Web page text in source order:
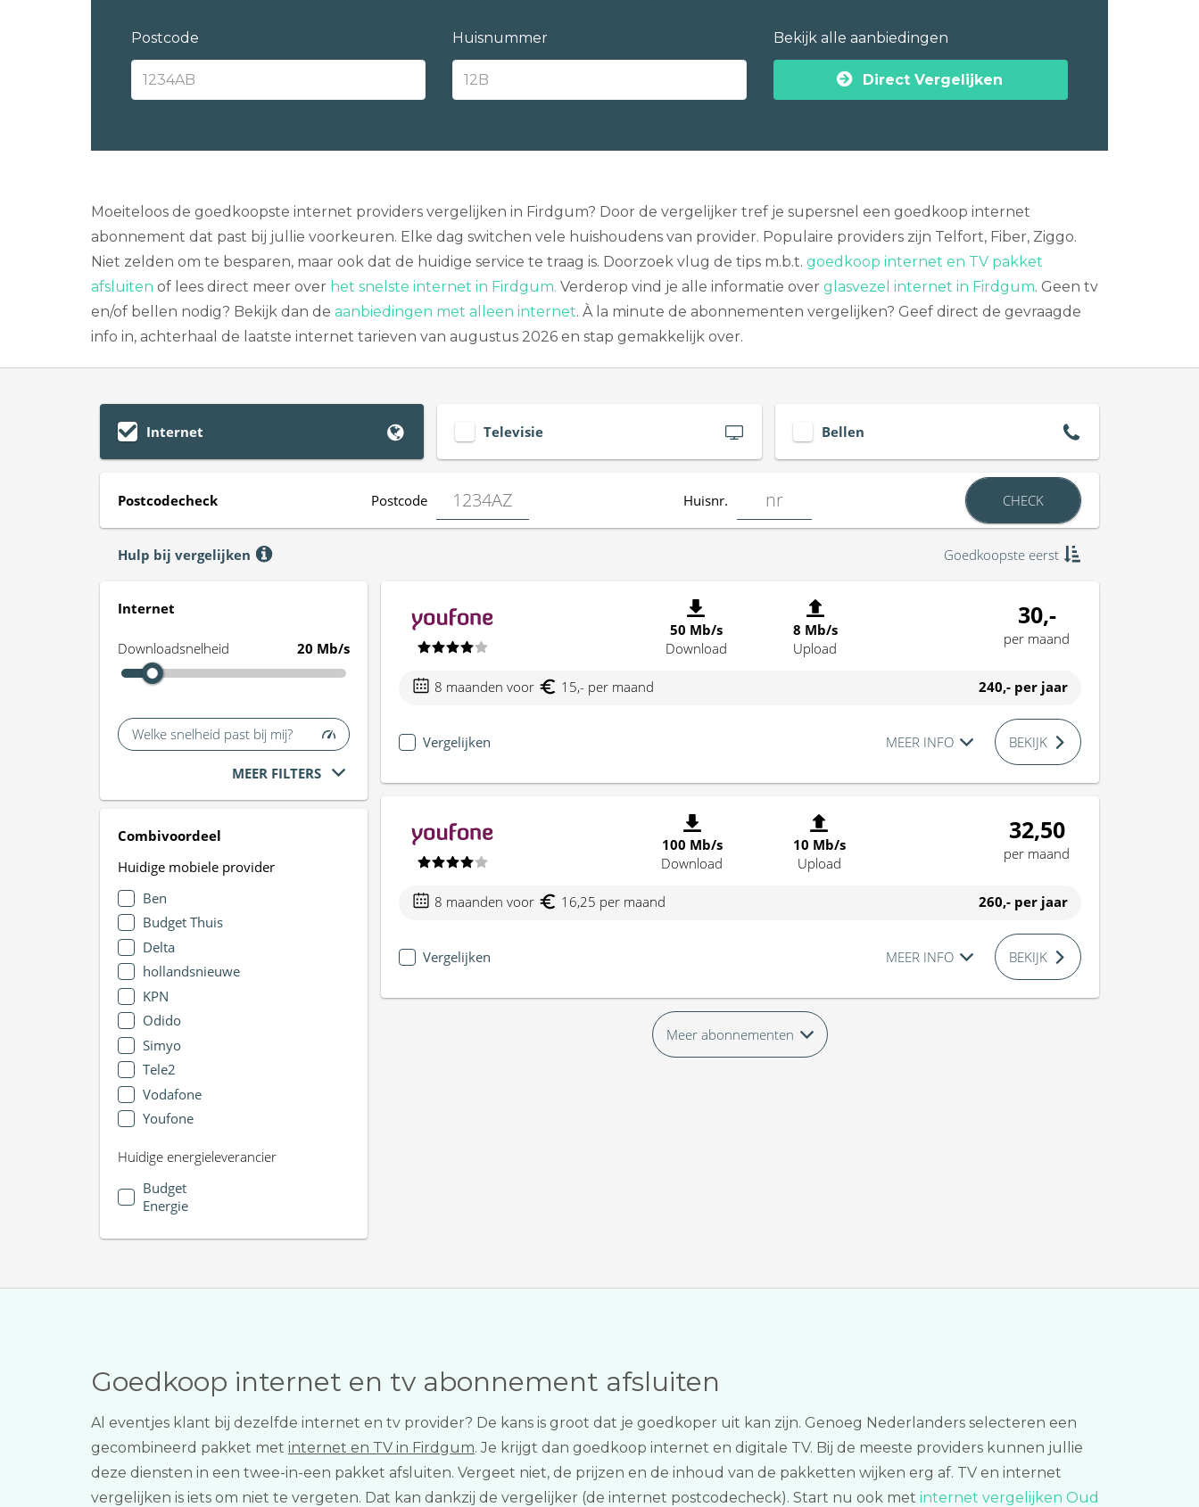
Postcode Huisnummer Bekijk alle aanbiedingen
Direct Vergelijken
Moeiteloos de goedkoopste internet providers vergelijken in Firdgum? Door de vergelijker tref je supersnel een goedkoop internet
abonnement dat past bij jullie voorkeuren. Elke dag switchen vele huishoudens van provider. Populaire providers zijn Telfort, Fiber, Ziggo.
Niet zelden om te besparen, maar ook dat de huidige service te traag is. Doorzoek vlug de tips m.b.t. goedkoop internet en TV pakket
afsluiten of lees direct meer over het snelste internet in Firdgum. Verderop vind je alle informatie over glasvezel internet in Firdgum. Geen tv
en/of bellen nodig? Bekijk dan de aanbiedingen met alleen internet. À la minute de abonnementen vergelijken? Geef direct de gevraagde
info in, achterhaal de laatste internet tarieven van augustus 2026 en stap gemakkelijk over.
Internet Televisie Bellen
Postcodecheck Postcode Huisnr. CHECK
Hulp bij vergelijken Goedkoopste eerst
Internet
Downloadsnelheid 20 Mb/s
Welke snelheid past bij mij?
MEER FILTERS
Combivoordeel
Huidige mobiele provider
Ben
Budget Thuis
Delta
hollandsnieuwe
KPN
Odido
Simyo
Tele2
Vodafone
Youfone
Huidige energieleverancier
Budget
Energie
50 Mb/s
Download
8 Mb/s
Upload
30,-
per maand
8 maanden voor 15,- per maand 240,- per jaar
Vergelijken MEER INFO BEKIJK
100 Mb/s
Download
10 Mb/s
Upload
32,50
per maand
8 maanden voor 16,25 per maand 260,- per jaar
Vergelijken MEER INFO BEKIJK
Meer abonnementen
Goedkoop internet en tv abonnement afsluiten
Al eventjes klant bij dezelfde internet en tv provider? De kans is groot dat je goedkoper uit kan zijn. Genoeg Nederlanders selecteren een
gecombineerd pakket met internet en TV in Firdgum. Je krijgt dan goedkoop internet en digitale TV. Bij de meeste providers kunnen jullie
deze diensten in een twee-in-een pakket afsluiten. Vergeet niet, de prijzen en de inhoud van de pakketten wijken erg af. TV en internet
vergelijken is iets om niet te vergeten. Dat kan dankzij de vergelijker (de internet postcodecheck). Start nu ook met internet vergelijken Oud